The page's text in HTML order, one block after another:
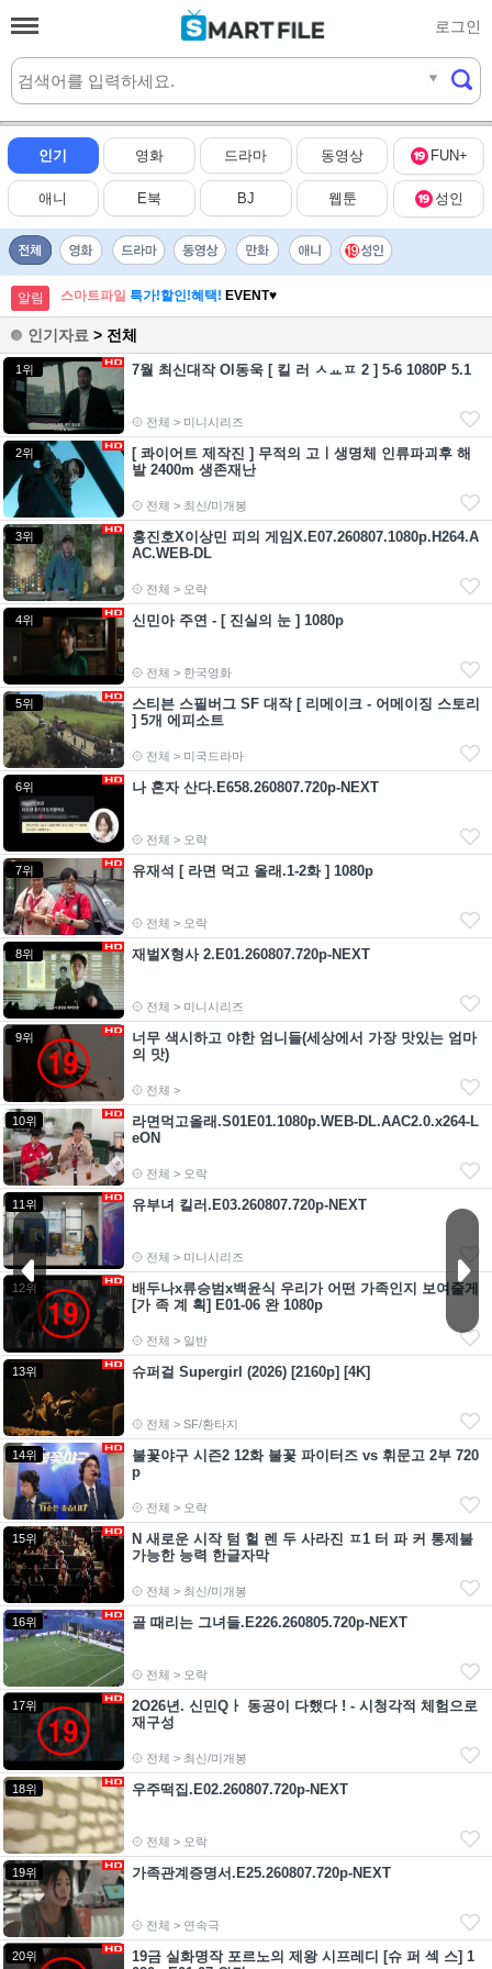
로그인
실시간HOT
인기 영화 드라마 동영상 FUN+
애니 E북 BJ 웹툰 성인
알림 스마트파일 특가!할인!혜택! EVENT♥
인기자료 > 전체
1위 7월 최신대작 Ol동욱 [ 킬 러 ㅅㅛㅍ 2 ] 5-6 1080P 5.1
전체 > 미니시리즈
2위
[ 콰이어트 제작진 ] 무적의 고ㅣ생명체 인류파괴후 해
발 2400m 생존재난
전체 > 최신/미개봉
3위
홍진호X이상민 피의 게임X.E07.260807.1080p.H264.A
AC.WEB-DL
전체 > 오락
4위 신민아 주연 - [ 진실의 눈 ] 1080p
전체 > 한국영화
5위
스티븐 스필버그 SF 대작 [ 리메이크 - 어메이징 스토리
] 5개 에피소트
전체 > 미국드라마
6위 나 혼자 산다.E658.260807.720p-NEXT
전체 > 오락
7위 유재석 [ 라면 먹고 올래.1-2화 ] 1080p
전체 > 오락
8위 재벌X형사 2.E01.260807.720p-NEXT
전체 > 미니시리즈
9위
너무 색시하고 야한 엄니들(세상에서 가장 맛있는 엄마
의 맛)
전체 >
10위
라면먹고올래.S01E01.1080p.WEB-DL.AAC2.0.x264-L
eON
전체 > 오락
11위 유부녀 킬러.E03.260807.720p-NEXT
전체 > 미니시리즈
12위
배두나x류승범x백윤식 우리가 어떤 가족인지 보여줄게
[가 족 계 획] E01-06 완 1080p
전체 > 일반
13위 슈퍼걸 Supergirl (2026) [2160p] [4K]
전체 > SF/환타지
14위
불꽃야구 시즌2 12화 불꽃 파이터즈 vs 휘문고 2부 720
p
전체 > 오락
15위
N 새로운 시작 텀 헐 렌 두 사라진 ㅍ1 터 파 커 통제불
가능한 능력 한글자막
전체 > 최신/미개봉
16위 골 때리는 그녀들.E226.260805.720p-NEXT
전체 > 오락
17위
2O26년. 신민Qㅏ 동공이 다했다 ! - 시청각적 체험으로
재구성
전체 > 최신/미개봉
18위 우주떡집.E02.260807.720p-NEXT
전체 > 오락
19위 가족관계증명서.E25.260807.720p-NEXT
전체 > 연속극
20위
19금 실화명작 포르노의 제왕 시프레디 [슈 퍼 섹 스] 1